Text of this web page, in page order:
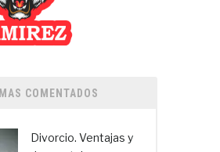
MAS COMENTADOS
Divorcio. Ventajas y